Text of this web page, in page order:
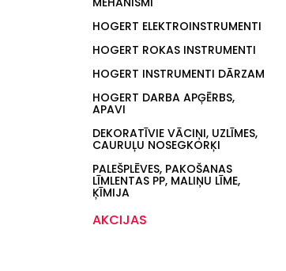
HOGERT ELEKTROINSTRUMENTI
HOGERT ROKAS INSTRUMENTI
HOGERT INSTRUMENTI DĀRZAM
HOGERT DARBA APĢĒRBS,
APAVI
DEKORATĪVIE VĀCIŅI, UZLĪMES,
CAURUĻU NOSEGKORĶI
PALEŠPLĒVES, PAKOŠANAS
LĪMLENTAS PP, MALIŅU LĪME,
ĶĪMIJA
AKCIJAS